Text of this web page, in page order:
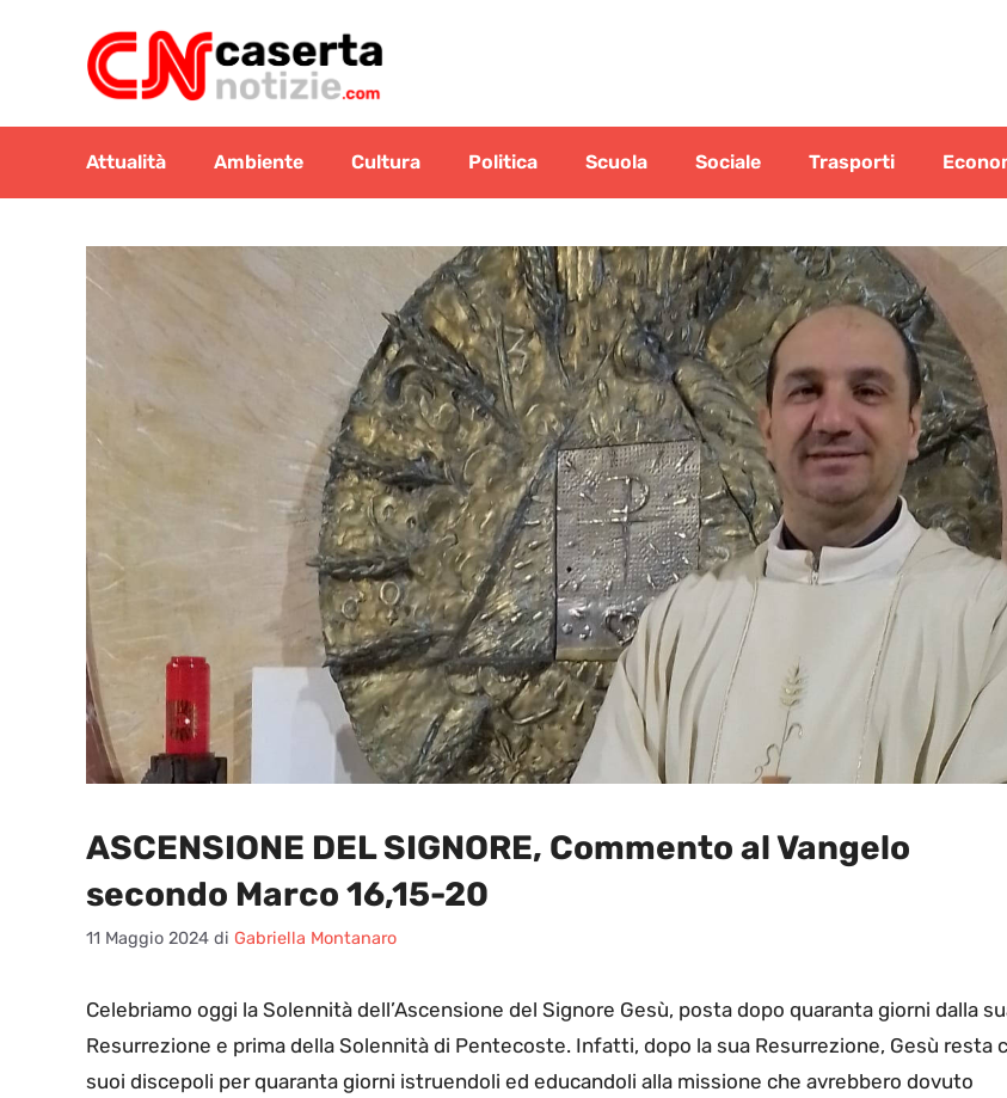
contenuto
Attualità Ambiente Cultura Politica Scuola Sociale Trasporti
ASCENSIONE DEL SIGNORE, Commento al Vangelo
secondo Marco 16,15-20
11 Maggio 2024 di Gabriella Montanaro
Celebriamo oggi la Solennità dell’Ascensione del Signore Gesù, posta dopo quaranta giorni dalla
Resurrezione e prima della Solennità di Pentecoste. Infatti, dopo la sua Resurrezione, Gesù resta
suoi discepoli per quaranta giorni istruendoli ed educandoli alla missione che avrebbero dovuto